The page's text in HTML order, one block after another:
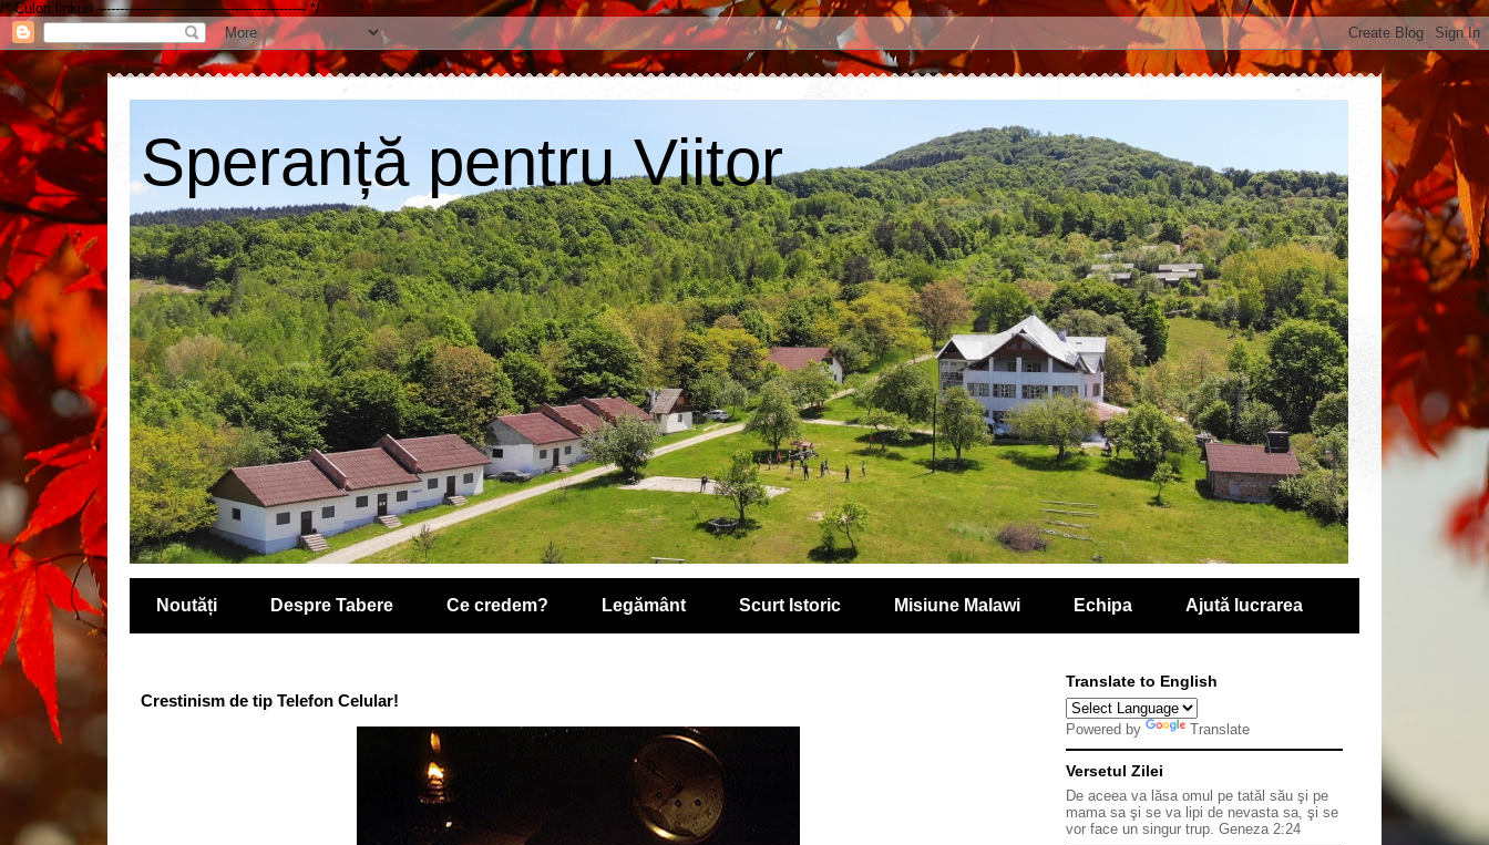
/* Culori linkuri ----------------------------------------------- */
Speranță pentru Viitor
Noutăți Despre Tabere Ce credem? Legământ Scurt Istoric Misiune Malawi Echipa Ajută lucrarea
Crestinism de tip Telefon Celular!
Translate to English
Powered by Translate
Versetul Zilei
De aceea va lăsa omul pe tatăl său şi pe
mama sa şi se va lipi de nevasta sa, şi se
vor face un singur trup. Geneza 2:24